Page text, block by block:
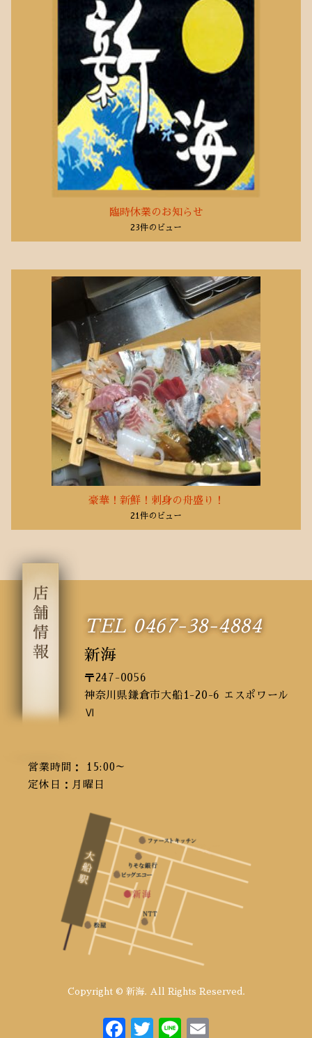
2017年9月 (1)
2017年8月 (9)
臨時休業のお知らせ
23件のビュー
豪華！新鮮！刺身の舟盛り！
21件のビュー
TEL 0467-38-4884
新海
〒247-0056
神奈川県鎌倉市大船1-20-6 エスポワール
Ⅵ
営業時間： 15:00～
定休日：月曜日
Copyright © 新海. All Rights Reserved.
F T Li